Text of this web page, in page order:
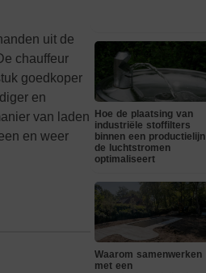
uit de
chauffeur
goedkoper
en
van laden
en weer
Hoe de plaatsing van
industriële stoffilters
binnen een productielijn
de luchtstromen
optimaliseert
Waarom samenwerken
met een